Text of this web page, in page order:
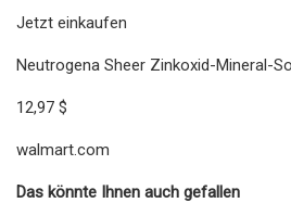
Jetzt einkaufen
Neutrogena Sheer Zinkoxid-Mineral-
12,97 $
walmart.com
Das könnte Ihnen auch gefallen